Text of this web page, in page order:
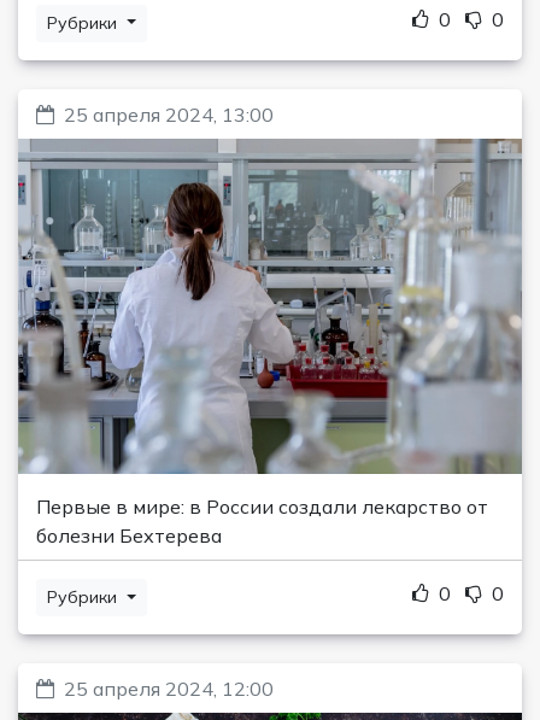
Рубрики 0 0
25 апреля 2024, 13:00
Первые в мире: в России создали лекарство от
болезни Бехтерева
Рубрики 0 0
25 апреля 2024, 12:00